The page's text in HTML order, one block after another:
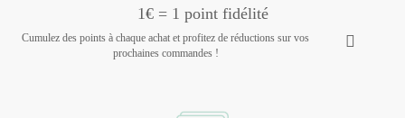
1€ = 1 point fidélité
Cumulez des points à chaque achat et profitez de réductions sur vos
prochaines commandes !